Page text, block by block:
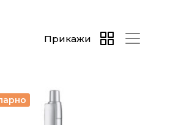
Прикажи